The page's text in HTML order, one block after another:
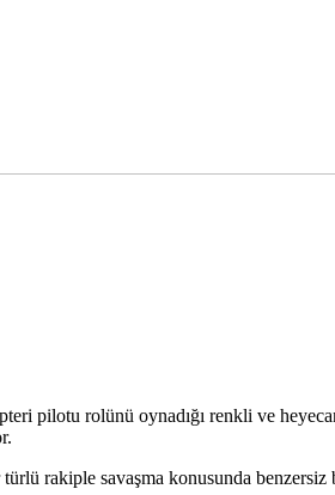
pilotu rolünü oynadığı renkli ve
rakiple savaşma konusunda